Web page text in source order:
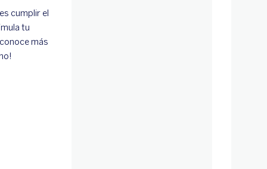
cumplir el
tu
más